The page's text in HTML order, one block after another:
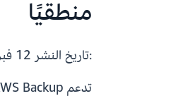
منطقيًا
:تاريخ النشر